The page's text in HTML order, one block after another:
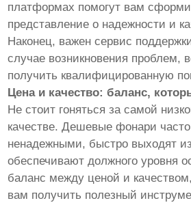
платформах помогут вам
представление о надежности и
Наконец, важен сервис
случае возникновения проблем,
получить квалифицированную
Цена и качество: баланс,
Не стоит гоняться за самой
качестве. Дешевые фонари
ненадежными, быстро выходят
обеспечивают должного уровня
баланс между ценой и
вам получить полезный